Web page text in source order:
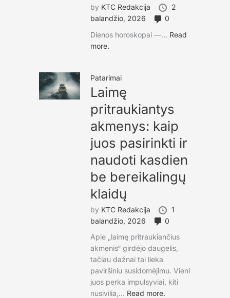
by KTC Redakcija
2
balandžio, 2026
0
Dienos horoskopai —... Read
more.
Patarimai
Laimę
pritraukiantys
akmenys: kaip
juos pasirinkti ir
naudoti kasdien
be bereikalingų
klaidų
by KTC Redakcija
1
balandžio, 2026
0
Apie „laimę pritraukiančius
akmenis“ girdėjo daugelis,
tačiau dažnai tai lieka
paviršiniu susidomėjimu. Vieni
juos perka impulsyviai, kiti
nusivilia,... Read more.